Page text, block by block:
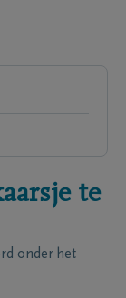
te
onder het